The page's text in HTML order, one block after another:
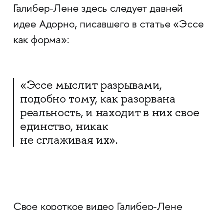
Галибер-Лене здесь следует давней
идее Адорно, писавшего в статье «Эссе
как форма»:
«Эссе мыслит разрывами,
подобно тому, как разорвана
реальность, и находит в них свое
единство, никак
не сглаживая их».
Свое короткое видео Галибер-Лене